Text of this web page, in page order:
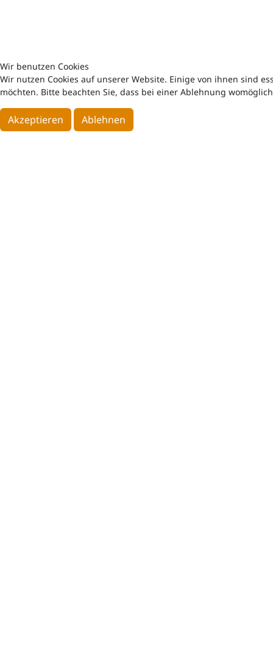
Wir benutzen Cookies
Wir nutzen Cookies auf unserer Website. Einige von ihnen sind
möchten. Bitte beachten Sie, dass bei einer Ablehnung
Akzeptieren Ablehnen